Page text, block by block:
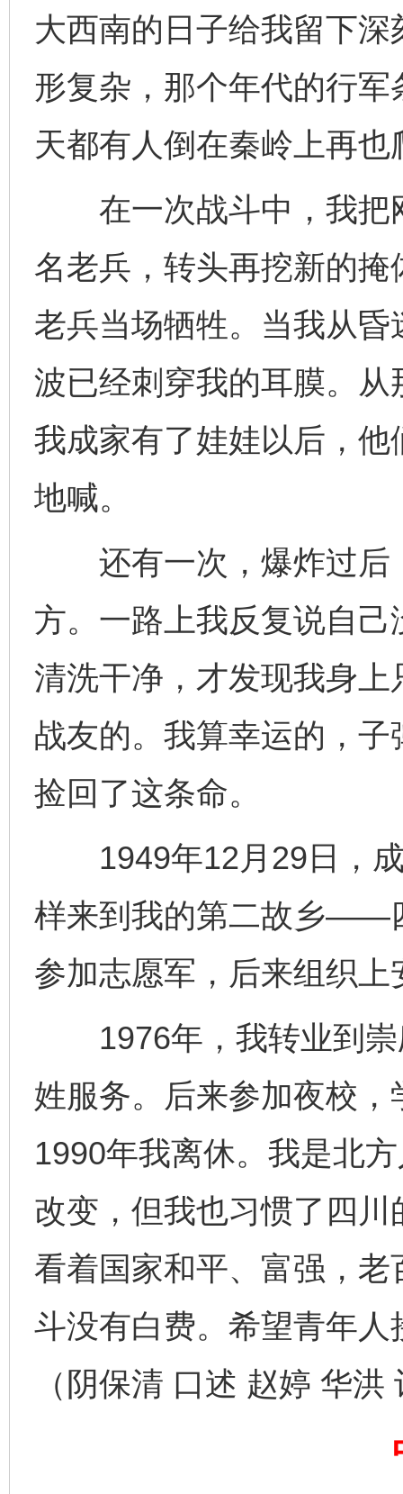
大西南的日子给我留下
形复杂，那个年代的行
天都有人倒在秦岭上再也
在一次战斗中，我把
名老兵，转头再挖新的
老兵当场牺牲。当我从
波已经刺穿我的耳膜。
我成家有了娃娃以后，
地喊。
还有一次，爆炸过后
方。一路上我反复说自
清洗干净，才发现我身
战友的。我算幸运的，
捡回了这条命。
1949年12月29日，成
样来到我的第二故乡——
参加志愿军，后来组织
1976年，我转业到崇
姓服务。后来参加夜校
1990年我离休。我是北
改变，但我也习惯了四
看着国家和平、富强，
斗没有白费。希望青年
（阴保清 口述 赵婷 华洪
完善运行机制助力责任有效落实 一纸欠